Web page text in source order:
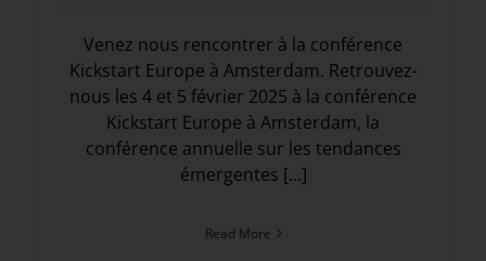
Venez nous rencontrer à la conférence
Kickstart Europe à Amsterdam. Retrouvez-
nous les 4 et 5 février 2025 à la conférence
Kickstart Europe à Amsterdam, la
conférence annuelle sur les tendances
émergentes [...]
Read More